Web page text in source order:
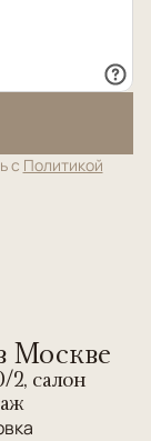
с Политикой
Москве
2, салон